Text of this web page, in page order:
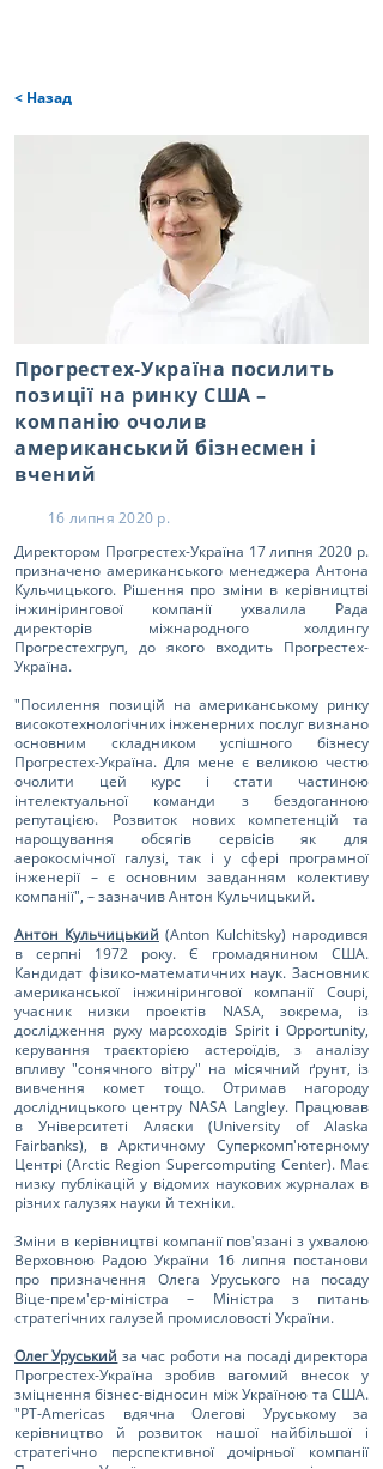
< Назад
Прогрестех-Україна посилить
позиції на ринку США –
компанію очолив
американський бізнесмен і
вчений
16 липня 2020 р.
Директором Прогрестех-Україна 17 липня 2020 р.
призначено американського менеджера Антона
Кульчицького. Рішення про зміни в керівництві
інжинірингової компанії ухвалила Рада
директорів міжнародного холдингу
Прогрестехгруп, до якого входить Прогрестех-
Україна.
"Посилення позицій на американському ринку
високотехнологічних інженерних послуг визнано
основним складником успішного бізнесу
Прогрестех-Україна. Для мене є великою честю
очолити цей курс і стати частиною
інтелектуальної команди з бездоганною
репутацією. Розвиток нових компетенцій та
нарощування обсягів сервісів як для
аерокосмічної галузі, так і у сфері програмної
інженерії – є основним завданням колективу
компанії", – зазначив Антон Кульчицький.
Антон Кульчицький (Anton Kulchitsky) народився
в серпні 1972 року. Є громадянином США.
Кандидат фізико-математичних наук. Засновник
американської інжинірингової компанії Coupi,
учасник низки проектів NASA, зокрема, із
дослідження руху марсоходів Spirit і Opportunity,
керування траєкторією астероїдів, з аналізу
впливу "сонячного вітру" на місячний ґрунт, із
вивчення комет тощо. Отримав нагороду
дослідницького центру NASA Langley. Працював
в Університеті Аляски (University of Alaska
Fairbanks), в Арктичному Суперкомп'ютерному
Центрі (Arctic Region Supercomputing Center). Має
низку публікацій у відомих наукових журналах в
різних галузях науки й техніки.
Зміни в керівництві компанії пов'язані з ухвалою
Верховною Радою України 16 липня постанови
про призначення Олега Уруського на посаду
Віце-прем'єр-міністра – Міністра з питань
стратегічних галузей промисловості України.
Олег Уруський за час роботи на посаді директора
Прогрестех-Україна зробив вагомий внесок у
зміцнення бізнес-відносин між Україною та США.
"PT-Americas вдячна Олегові Уруському за
керівництво й розвиток нашої найбільшої і
стратегічно перспективної дочірньої компанії